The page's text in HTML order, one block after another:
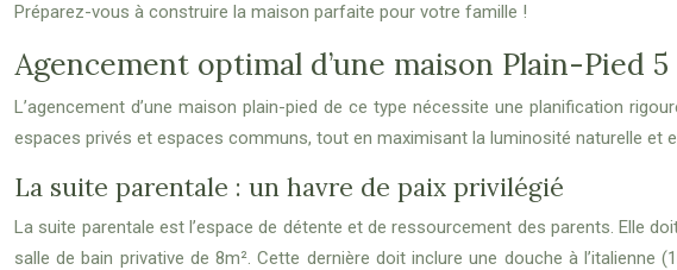
Préparez-vous à construire la maison parfaite pour votre famille !
Agencement optimal d’une maison Plain-Pied
L’agencement d’une maison plain-pied de ce type nécessite une planification
espaces privés et espaces communs, tout en maximisant la luminosité naturelle et
La suite parentale : un havre de paix privilégié
La suite parentale est l’espace de détente et de ressourcement des parents. Elle
salle de bain privative de 8m². Cette dernière doit inclure une douche à